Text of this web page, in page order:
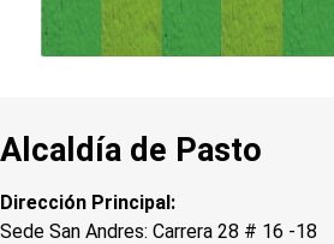
Alcaldía de Pasto
Dirección Principal:
Sede San Andres: Carrera 28 # 16 -18